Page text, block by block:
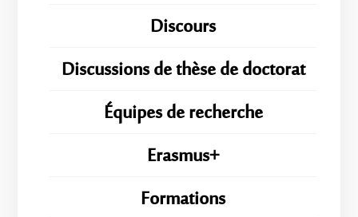
Discours
Discussions de thèse de doctorat
Équipes de recherche
Erasmus+
Formations